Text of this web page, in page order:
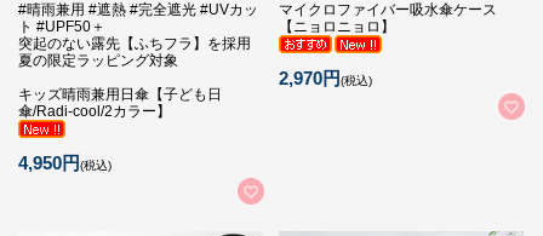
#晴雨兼用 #遮熱 #完全遮光 #UVカッ
ト #UPF50＋
突起のない露先【ふちフラ】を採用
夏の限定ラッピング対象
キッズ晴雨兼用日傘【子ども日
傘/Radi-cool/2カラー】
4,950円(税込)
マイクロファイバー吸水傘ケース
【ニョロニョロ】
2,970円(税込)